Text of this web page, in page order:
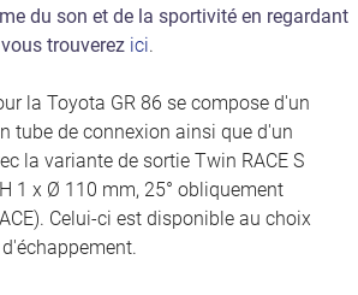
du son et de la sportivité en regardant
trouverez ici.
la Toyota GR 86 se compose d'un
tube de connexion ainsi que d'un
la variante de sortie Twin RACE S
1 x Ø 110 mm, 25° obliquement
Celui-ci est disponible au choix